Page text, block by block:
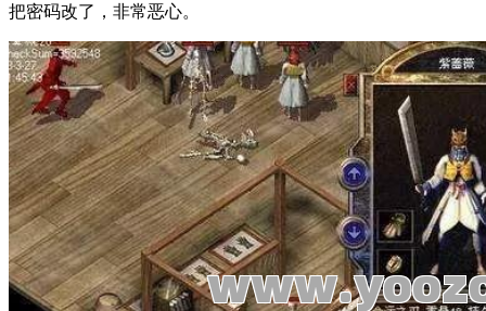
把密码改了，非常恶心。